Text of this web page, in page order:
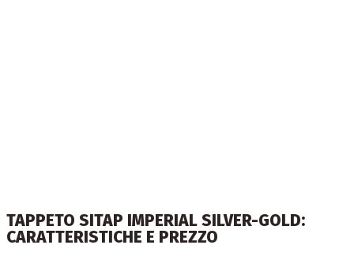
TAPPETO SITAP IMPERIAL SILVER-GOLD:
CARATTERISTICHE E PREZZO